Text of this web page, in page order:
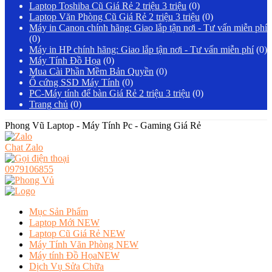
Laptop Toshiba Cũ Giá Rẻ 2 triệu 3 triệu (0)
Laptop Văn Phòng Cũ Giá Rẻ 2 triệu 3 triệu (0)
Máy in Canon chính hãng: Giao lắp tận nơi - Tư vấn miễn phí
(0)
Máy in HP chính hãng: Giao lắp tận nơi - Tư vấn miễn phí (0)
Máy Tính Đồ Họa (0)
Mua Cài Phần Mềm Bản Quyền (0)
Ổ cứng SSD Máy Tính (0)
PC-Máy tính để bàn Giá Rẻ 2 triệu 3 triệu (0)
Trang chủ (0)
Phong Vũ Laptop - Máy Tính Pc - Gaming Giá Rẻ
Chat Zalo
0979106855
Mục Sản Phẩm
Laptop Mới NEW
Laptop Cũ Giá Rẻ NEW
Máy Tính Văn Phòng NEW
Máy tính Đồ HọaNEW
Dịch Vụ Sửa Chữa